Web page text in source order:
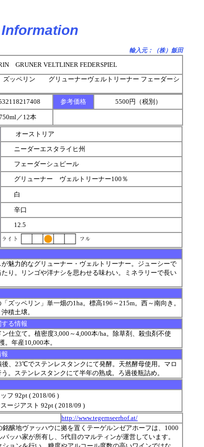
輸入元：（株）飯田
GRUNER VELTLINER FEDERSPIEL
ズッペリン グリューナーヴェルトリーナー フェーダーシ
参考価格 5500円（税別）
／12本
オーストリア
ニーダーエスタライヒ州
フェーダーシュピール
グリューナー ヴェルトリーナー100％
白
辛口
12.5
魅力的なグリューナー・ヴェルトリーナー。ジューシーで
り。リンゴや洋ナシを思わせる味わい。ミネラリーで長い
ズッペリン」単一畑の1ha。標高196～215m。西～南向き。
積土壌。
る情報
仕立て。植密度3,000～4,000本/ha。除草剤、殺虫剤不使
。年産10,000本。
、23℃でステンレスタンクにて発酵。天然酵母使用。マロ
。ステンレスタンクにて半年の熟成。ろ過後瓶詰め。
フ 92pt ( 2018/06 )
ージアスト 92pt ( 2018/09 )
http://www.tegernseerhof.at/
醸地ヴァッハウに拠を置くテーゲルンゼアホーフは、1000
ッハ家が所有し、5代目のマルティンが運営しています。